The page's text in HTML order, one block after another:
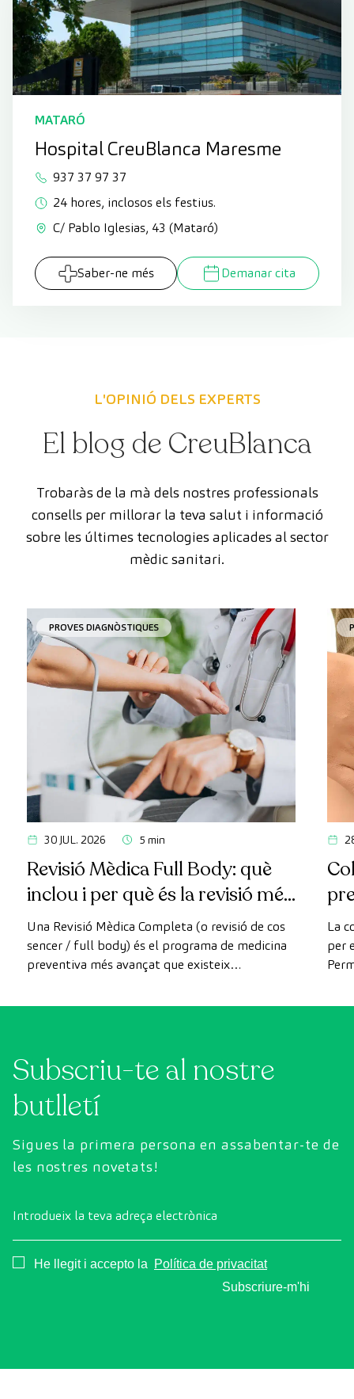
MATARÓ
Hospital CreuBlanca Maresme
937 37 97 37
24 hores, inclosos els festius.
C/ Pablo Iglesias, 43 (Mataró)
Saber-ne més Demanar cita
L'OPINIÓ DELS EXPERTS
El blog de CreuBlanca
Trobaràs de la mà dels nostres professionals
consells per millorar la teva salut i informació
sobre les últimes tecnologies aplicades al sector
mèdic sanitari.
PROVES DIAGNÒSTIQUES
30 JUL. 2026 5 min
Revisió Mèdica Full Body: què
inclou i per què és la revisió més
avançada
Una Revisió Mèdica Completa (o revisió de cos
sencer / full body) és el programa de medicina
preventiva més avançat que existeix
convencionals, aquesta revisió utilitza la
l'estat dels òrgans vitals, el sistema vascular i el
cervell abans que apareguin els primers
símptomes.
La
per
Subscriu-te al nostre
butlletí
Sigues la primera persona en assabentar-te de
les nostres novetats!
Introdueix la teva adreça electrònica
Consentimiento
He llegit i accepto la
Política de privacitat
Subscriure-m'hi